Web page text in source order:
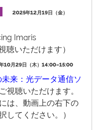
2025年12月19日（金）
Imaris
いただけます）
月29日（木）14:00~15:00
来：光データ通信ソ
視聴いただけます。
は、動画上の右下の
してください。）